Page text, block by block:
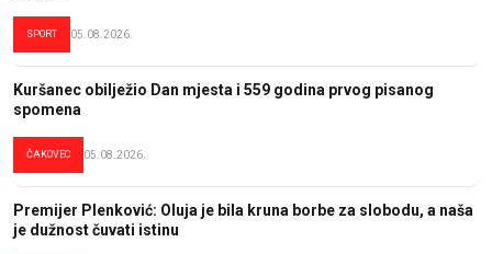
SPORT 05.08.2026.
Kuršanec obilježio Dan mjesta i 559 godina prvog pisanog
spomena
ČAKOVEC 05.08.2026.
Premijer Plenković: Oluja je bila kruna borbe za slobodu, a naša
je dužnost čuvati istinu